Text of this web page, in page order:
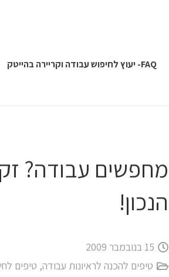
FAQ- יעוץ לחיפוש עבודה וקריירה בהייטק
מחפשים עבודה?
הנכון!
15 בנובמבר 2009
טיפים להכנה לראיונות עבודה, טיפים